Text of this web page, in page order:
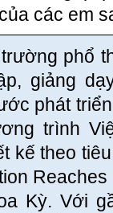
các em
phổ
giảng
phát
trình
kế theo
Kỳ. Với